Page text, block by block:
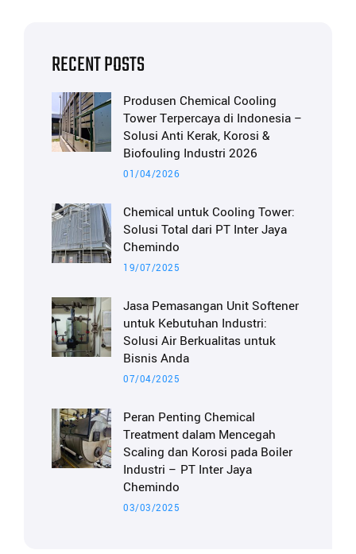
RECENT POSTS
Produsen Chemical Cooling
Tower Terpercaya di Indonesia –
Solusi Anti Kerak, Korosi &
Biofouling Industri 2026
01/04/2026
Chemical untuk Cooling Tower:
Solusi Total dari PT Inter Jaya
Chemindo
19/07/2025
Jasa Pemasangan Unit Softener
untuk Kebutuhan Industri:
Solusi Air Berkualitas untuk
Bisnis Anda
07/04/2025
Peran Penting Chemical
Treatment dalam Mencegah
Scaling dan Korosi pada Boiler
Industri – PT Inter Jaya
Chemindo
03/03/2025